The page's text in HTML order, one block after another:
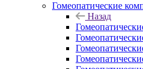
Гомеопатические
Назад